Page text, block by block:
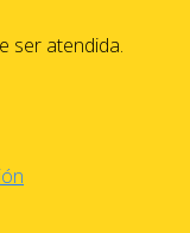
ser atendida.